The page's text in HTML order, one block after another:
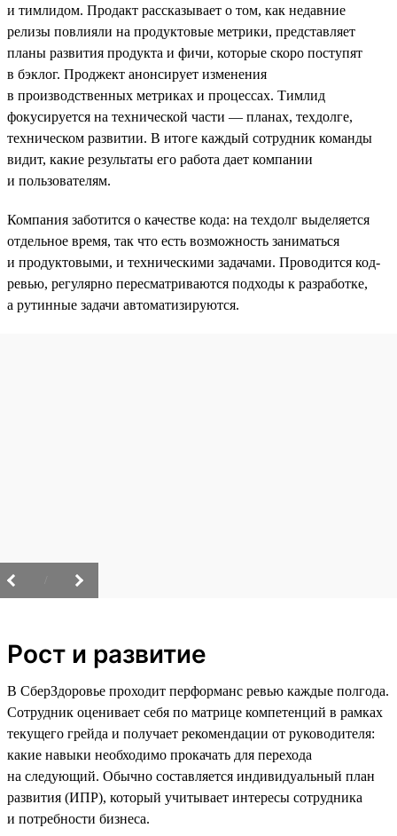
и тимлидом. Продакт рассказывает о том, как недавние
релизы повлияли на продуктовые метрики, представляет
планы развития продукта и фичи, которые скоро поступят
в бэклог. Проджект анонсирует изменения
в производственных метриках и процессах. Тимлид
фокусируется на технической части — планах, техдолге,
техническом развитии. В итоге каждый сотрудник команды
видит, какие результаты его работа дает компании
и пользователям.
Компания заботится о качестве кода: на техдолг выделяется
отдельное время, так что есть возможность заниматься
и продуктовыми, и техническими задачами. Проводится код-
ревью, регулярно пересматриваются подходы к разработке,
а рутинные задачи автоматизируются.
Рост и развитие
В СберЗдоровье проходит перформанс ревью каждые полгода.
Сотрудник оценивает себя по матрице компетенций в рамках
текущего грейда и получает рекомендации от руководителя:
какие навыки необходимо прокачать для перехода
на следующий. Обычно составляется индивидуальный план
развития (ИПР), который учитывает интересы сотрудника
и потребности бизнеса.